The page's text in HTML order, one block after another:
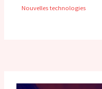
Nouvelles technologies